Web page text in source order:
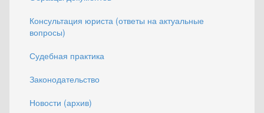
Консультация юриста (ответы на актуальные
вопросы)
Судебная практика
Законодательство
Новости (архив)